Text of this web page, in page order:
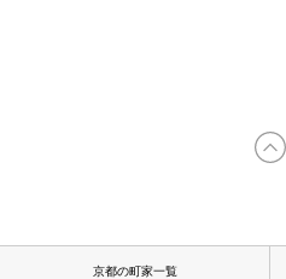
京都の町家一覧